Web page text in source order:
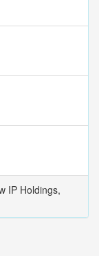
IP Holdings,